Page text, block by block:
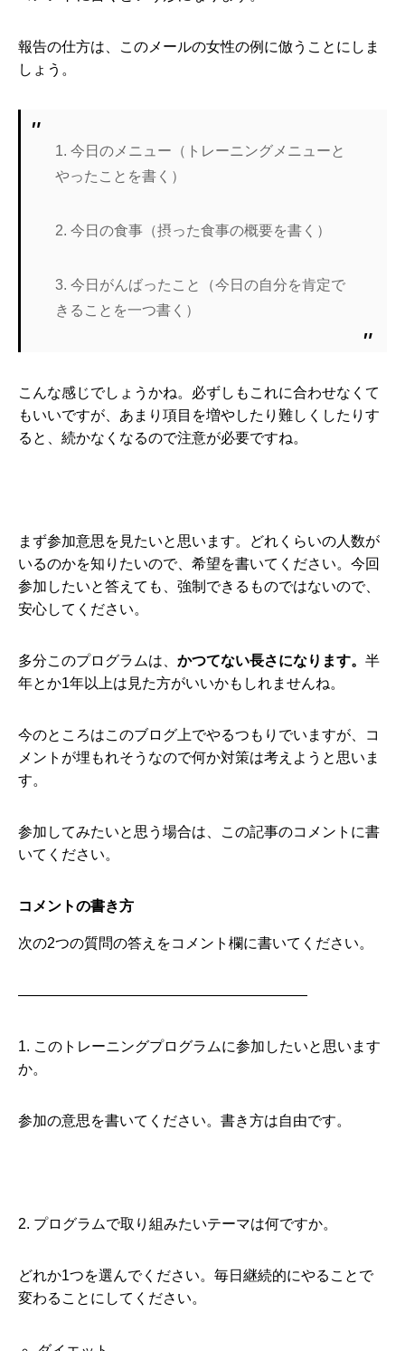
報告の仕方は、このメールの女性の例に倣うことにしま
しょう。
1. 今日のメニュー（トレーニングメニューと
やったことを書く）
2. 今日の食事（摂った食事の概要を書く）
3. 今日がんばったこと（今日の自分を肯定で
きることを一つ書く）
こんな感じでしょうかね。必ずしもこれに合わせなくて
もいいですが、あまり項目を増やしたり難しくしたりす
ると、続かなくなるので注意が必要ですね。
まず参加意思を見たいと思います。どれくらいの人数が
いるのかを知りたいので、希望を書いてください。今回
参加したいと答えても、強制できるものではないので、
安心してください。
多分このプログラムは、 かつてない長さになります。 半
年とか1年以上は見た方がいいかもしれませんね。
今のところはこのブログ上でやるつもりでいますが、コ
メントが埋もれそうなので何か対策は考えようと思いま
す。
参加してみたいと思う場合は、この記事のコメントに書
いてください。
コメントの書き方
次の2つの質問の答えをコメント欄に書いてください。
————————————————————
1. このトレーニングプログラムに参加したいと思います
か。
参加の意思を書いてください。書き方は自由です。
2. プログラムで取り組みたいテーマは何ですか。
どれか1つを選んでください。毎日継続的にやることで
変わることにしてください。